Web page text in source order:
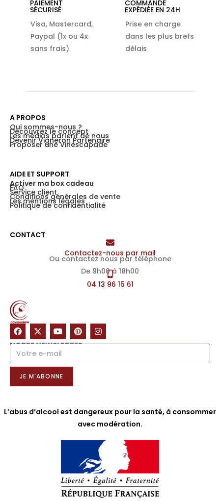
PAIEMENT
SÉCURISÉ
Visa, Mastercard,
Paypal (1x ou 4x
sans frais)
COMMANDE
EXPÉDIÉE EN 24H
Prise en charge
dans les plus brefs
délais
NOTRE NEWSLETTER
JE M'ABONNE
CONTACT
Contactez-nous par mail
Ou contactez nous par téléphone
De 9h00 à 18h00
04 13 96 15 61
AIDE ET SUPPORT
Activer ma box cadeau
FAQ
Service client
Conditions générales de vente
Les mentions légales
Politique de confidentialité
A PROPOS
Qui sommes-nous ?
Découvrez le concept
Les médias parlent de nous
Devenir Vigneron Partenaire
Proposer une Vinescapade
L’abus d’alcool est dangereux pour la santé, à consommer
avec modération.